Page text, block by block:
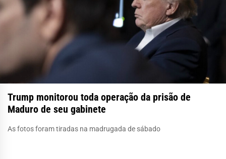
Trump monitorou toda operação da prisão de
Maduro de seu gabinete
As fotos foram tiradas na madrugada de sábado